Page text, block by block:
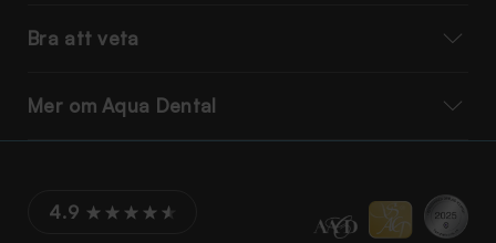
Bra att veta
Mer om Aqua Dental
4.9